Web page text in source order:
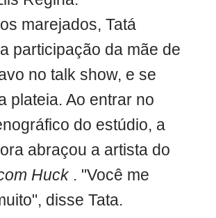
marejados, Tatá
participação da mãe de
no talk show, e se
plateia. Ao entrar no
do estúdio, a
abraçou a artista do
Huck . "Você me
disse Tata.